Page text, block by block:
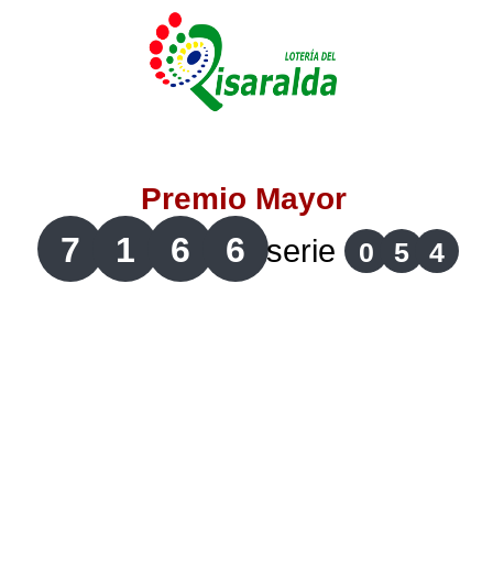
Lotería de Bogotá
Lotería de Risaralda
Lotería de Santander
Lotería del Cauca
Premio Mayor
7 1 6 6 serie 0 5 4